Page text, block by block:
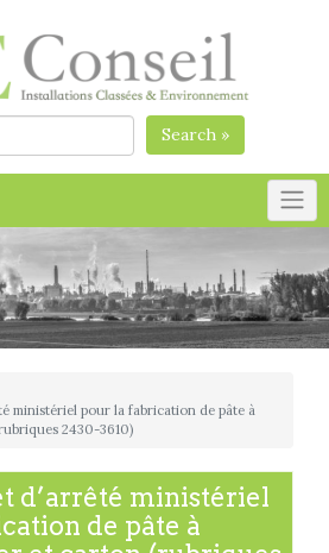
Search »
ministériel pour la fabrication de pâte à
2430-3610)
d’arrêté ministériel
de pâte à